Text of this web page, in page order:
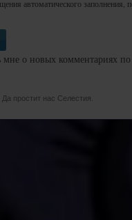
автоматического заполнения,
мне о новых комментариях
простит нас Селестия.